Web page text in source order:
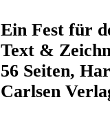
Ein Fest für
Text &
56 Seiten,
Carlsen